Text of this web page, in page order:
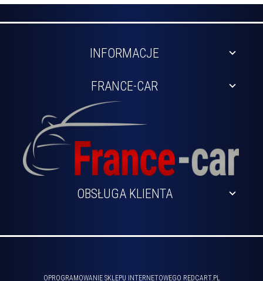
INFORMACJE
FRANCE-CAR
OBSŁUGA KLIENTA
OPROGRAMOWANIE SKLEPU INTERNETOWEGO REDCART.PL